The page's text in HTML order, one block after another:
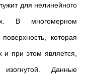
для нелинейного
В многомерном
которая
при этом является,
Данные